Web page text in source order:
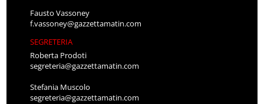
Fausto Vassoney
f.vassoney@gazzettamatin.com
SEGRETERIA
Roberta Prodoti
segreteria@gazzettamatin.com
Stefania Muscolo
segreteria@gazzettamatin.com